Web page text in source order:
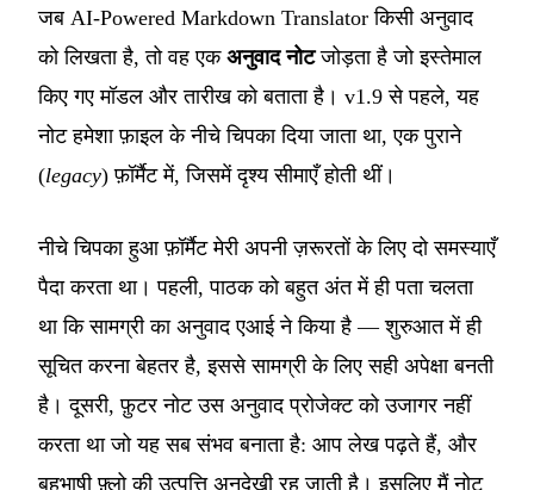
जब AI-Powered Markdown Translator किसी अनुवाद
को लिखता है, तो वह एक अनुवाद नोटजोड़ता है जो इस्तेमाल
किए गए मॉडल और तारीख को बताता है। v1.9 से पहले, यह
नोट हमेशा फ़ाइल के नीचे चिपका दिया जाता था, एक पुराने
(legacy) फ़ॉर्मैट में, जिसमें दृश्य सीमाएँ होती थीं।
नीचे चिपका हुआ फ़ॉर्मैट मेरी अपनी ज़रूरतों के लिए दो समस्याएँ
पैदा करता था। पहली, पाठक को बहुत अंत में ही पता चलता
था कि सामग्री का अनुवाद एआई ने किया है — शुरुआत में ही
सूचित करना बेहतर है, इससे सामग्री के लिए सही अपेक्षा बनती
है। दूसरी, फ़ुटर नोट उस अनुवाद प्रोजेक्ट को उजागर नहीं
करता था जो यह सब संभव बनाता है: आप लेख पढ़ते हैं, और
बहुभाषी फ़्लो की उत्पत्ति अनदेखी रह जाती है। इसलिए मैं नोट